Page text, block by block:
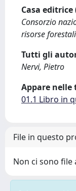
Casa
Consorzio
risorse
Tutti gli
Nervi, Pietro
Appare nelle
01.1 Libro in
File in questo
Non ci sono